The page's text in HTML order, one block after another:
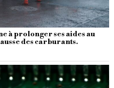
à prolonger ses aides au
des carburants.